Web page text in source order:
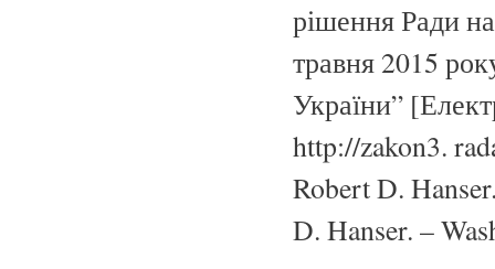
рішення Ради
травня 2015
України”
http://zakon3.
Robert D.
D. Hanser. –